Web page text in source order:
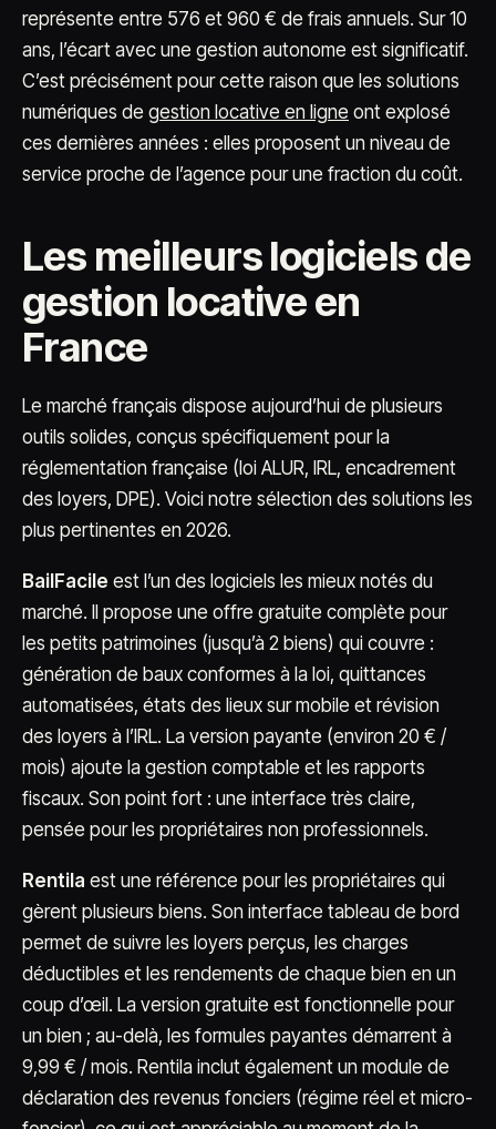
représente entre 576 et 960 € de frais annuels. Sur 10
ans, l’écart avec une gestion autonome est significatif.
C’est précisément pour cette raison que les solutions
numériques de gestion locative en ligne ont explosé
ces dernières années : elles proposent un niveau de
service proche de l’agence pour une fraction du coût.
Les meilleurs logiciels de
gestion locative en
France
Le marché français dispose aujourd’hui de plusieurs
outils solides, conçus spécifiquement pour la
réglementation française (loi ALUR, IRL, encadrement
des loyers, DPE). Voici notre sélection des solutions les
plus pertinentes en 2026.
BailFacile est l’un des logiciels les mieux notés du
marché. Il propose une offre gratuite complète pour
les petits patrimoines (jusqu’à 2 biens) qui couvre :
génération de baux conformes à la loi, quittances
automatisées, états des lieux sur mobile et révision
des loyers à l’IRL. La version payante (environ 20 € /
mois) ajoute la gestion comptable et les rapports
fiscaux. Son point fort : une interface très claire,
pensée pour les propriétaires non professionnels.
Rentila est une référence pour les propriétaires qui
gèrent plusieurs biens. Son interface tableau de bord
permet de suivre les loyers perçus, les charges
déductibles et les rendements de chaque bien en un
coup d’œil. La version gratuite est fonctionnelle pour
un bien ; au-delà, les formules payantes démarrent à
9,99 € / mois. Rentila inclut également un module de
déclaration des revenus fonciers (régime réel et micro-